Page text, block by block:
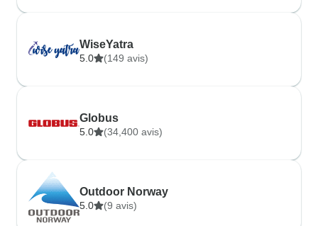
WiseYatra
5.0 (149 avis)
Globus
5.0 (34,400 avis)
Outdoor Norway
5.0 (9 avis)